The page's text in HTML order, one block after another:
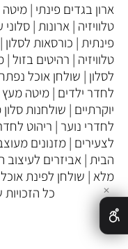
ארון בגדים פינתי | מיטה
טלוויזיה | ארונות | סלוני
פינתית | כורסאות לסלון |
טלוויזיה | רהיטים בזול |
לסלון | שולחן אוכל
לחדר ילדים | מיטה
יוקרתיים | שולחנות
לחדרי נוער | ריהוט
לצעירים | מזנונים
הבית | אביזרים לעיצוב
מלא | שולחן לפינת אוכל
כל
✕